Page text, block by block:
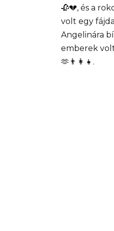
🥀💔, és a
volt egy
Angelinára
emberek
🫶👨‍👩‍👧.